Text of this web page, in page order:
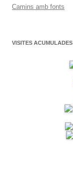
Camins amb fonts
VISITES ACUMULADES